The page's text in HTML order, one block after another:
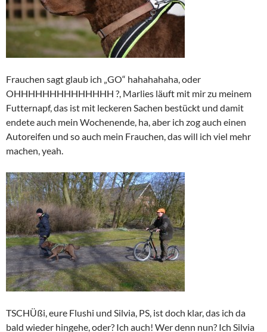
Frauchen sagt glaub ich „GO“ hahahahaha, oder
OHHHHHHHHHHHHHH ?, Marlies läuft mit mir zu meinem
Futternapf, das ist mit leckeren Sachen bestückt und damit
endete auch mein Wochenende, ha, aber ich zog auch einen
Autoreifen und so auch mein Frauchen, das will ich viel mehr
machen, yeah.
TSCHÜßi, eure Flushi und Silvia, PS, ist doch klar, das ich da
bald wieder hingehe, oder? Ich auch! Wer denn nun? Ich Silvia